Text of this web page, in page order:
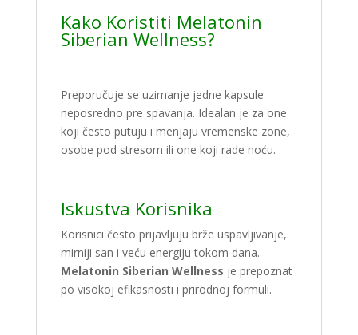
Kako Koristiti Melatonin
Siberian Wellness?
Preporučuje se uzimanje jedne kapsule
neposredno pre spavanja. Idealan je za one
koji često putuju i menjaju vremenske zone,
osobe pod stresom ili one koji rade noću.
Iskustva Korisnika
Korisnici često prijavljuju brže uspavljivanje,
mirniji san i veću energiju tokom dana.
Melatonin Siberian Wellness je prepoznat
po visokoj efikasnosti i prirodnoj formuli.